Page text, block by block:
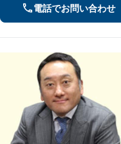
電話でお問い合わせ